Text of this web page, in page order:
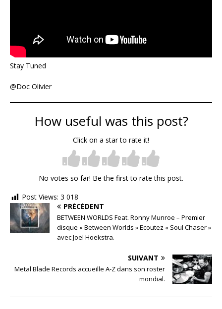
Stay Tuned
@Doc Olivier
How useful was this post?
Click on a star to rate it!
No votes so far! Be the first to rate this post.
Post Views: 3 018
PRÉCÉDENT
BETWEEN WORLDS Feat. Ronny Munroe – Premier
disque « Between Worlds » Ecoutez « Soul Chaser »
avec Joel Hoekstra.
SUIVANT
Metal Blade Records accueille A-Z dans son roster
mondial.